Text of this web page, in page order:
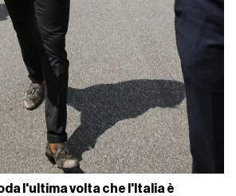
l'ultima volta che l'Italia è